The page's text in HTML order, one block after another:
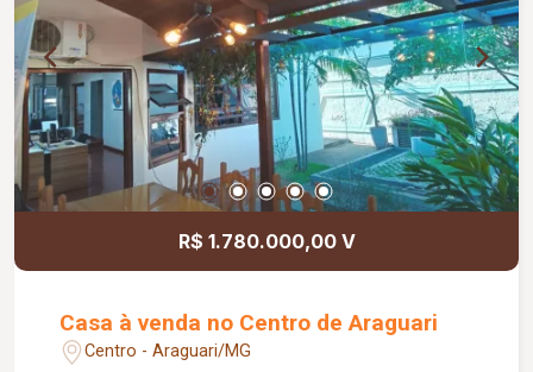
privacidade.
R$ 1.780.000,00 V
Casa à venda no Centro de Araguari
Centro - Araguari/MG